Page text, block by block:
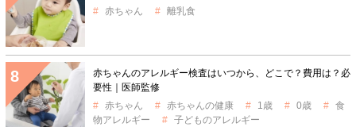
赤ちゃん
離乳食
赤ちゃんのアレルギー検査はいつから、どこで？費用は？必
要性｜医師監修
赤ちゃん
赤ちゃんの健康 1歳 0歳
食
物アレルギー
子どものアレルギー